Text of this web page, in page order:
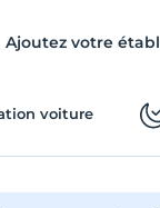
Ajoutez votre
voiture